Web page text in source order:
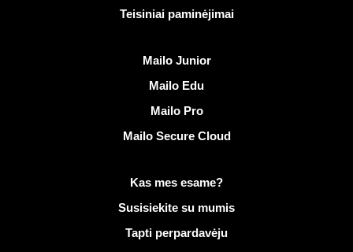
Teisiniai paminėjimai
Mailo Junior
Mailo Edu
Mailo Pro
Mailo Secure Cloud
Daugiau informacijos apie Mailo
Kas mes esame?
Susisiekite su mumis
Tapti perpardavėju